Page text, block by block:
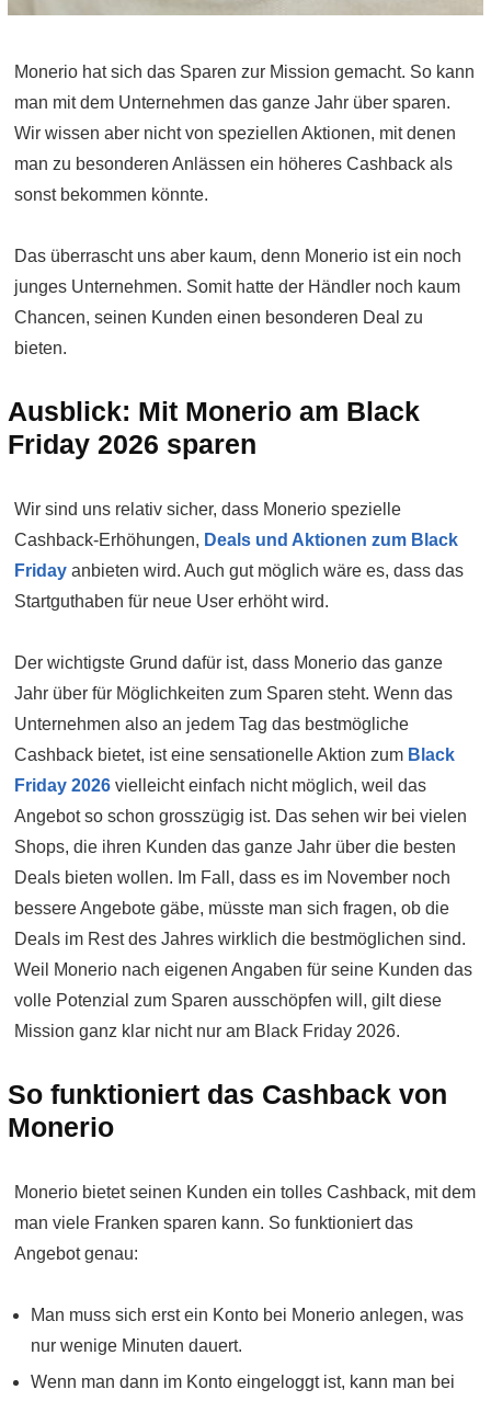
Monerio hat sich das Sparen zur Mission gemacht. So kann
man mit dem Unternehmen das ganze Jahr über sparen.
Wir wissen aber nicht von speziellen Aktionen, mit denen
man zu besonderen Anlässen ein höheres Cashback als
sonst bekommen könnte.
Das überrascht uns aber kaum, denn Monerio ist ein noch
junges Unternehmen. Somit hatte der Händler noch kaum
Chancen, seinen Kunden einen besonderen Deal zu
bieten.
Ausblick: Mit Monerio am Black
Friday 2026 sparen
Wir sind uns relativ sicher, dass Monerio spezielle
Cashback-Erhöhungen, Deals und Aktionen zum Black
Friday anbieten wird. Auch gut möglich wäre es, dass das
Startguthaben für neue User erhöht wird.
Der wichtigste Grund dafür ist, dass Monerio das ganze
Jahr über für Möglichkeiten zum Sparen steht. Wenn das
Unternehmen also an jedem Tag das bestmögliche
Cashback bietet, ist eine sensationelle Aktion zum Black
Friday 2026 vielleicht einfach nicht möglich, weil das
Angebot so schon grosszügig ist. Das sehen wir bei vielen
Shops, die ihren Kunden das ganze Jahr über die besten
Deals bieten wollen. Im Fall, dass es im November noch
bessere Angebote gäbe, müsste man sich fragen, ob die
Deals im Rest des Jahres wirklich die bestmöglichen sind.
Weil Monerio nach eigenen Angaben für seine Kunden das
volle Potenzial zum Sparen ausschöpfen will, gilt diese
Mission ganz klar nicht nur am Black Friday 2026.
So funktioniert das Cashback von
Monerio
Monerio bietet seinen Kunden ein tolles Cashback, mit dem
man viele Franken sparen kann. So funktioniert das
Angebot genau:
Man muss sich erst ein Konto bei Monerio anlegen, was
nur wenige Minuten dauert.
Wenn man dann im Konto eingeloggt ist, kann man bei